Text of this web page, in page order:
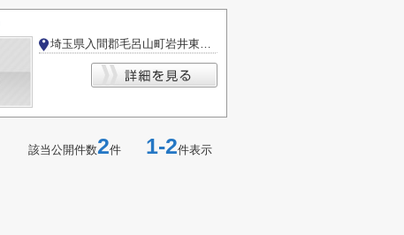
埼玉県入間郡毛呂山町岩井東２丁目
該当公開件数2件 1-2件表示